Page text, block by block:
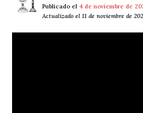
Publicado el 4 de noviembre de
Actualizado el 11 de noviembre de